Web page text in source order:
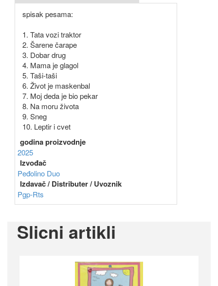
spisak pesama:
1. Tata vozi traktor
2. Šarene čarape
3. Dobar drug
4. Mama je glagol
5. Taši-taši
6. Život je maskenbal
7. Moj deda je bio pekar
8. Na moru života
9. Sneg
10. Leptir i cvet
godina proizvodnje
2025
Izvođač
Peđolino Duo
Izdavač / Distributer / Uvoznik
Pgp-Rts
Slicni artikli